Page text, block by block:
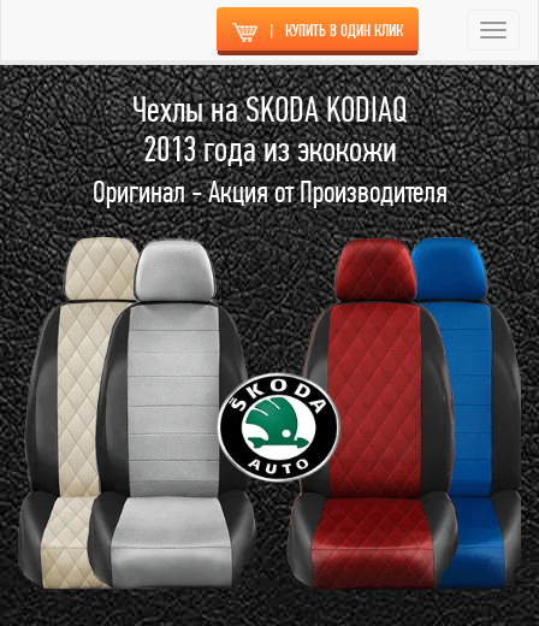
| КУПИТЬ В ОДИН КЛИК
Чехлы на SKODA KODIAQ
2013 года из экокожи
Оригинал - Акция от Производителя